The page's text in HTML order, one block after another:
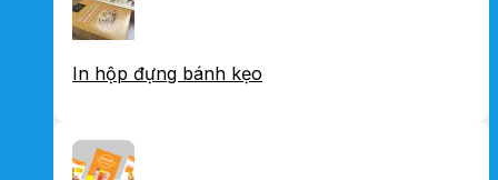
In hộp đựng bánh kẹo